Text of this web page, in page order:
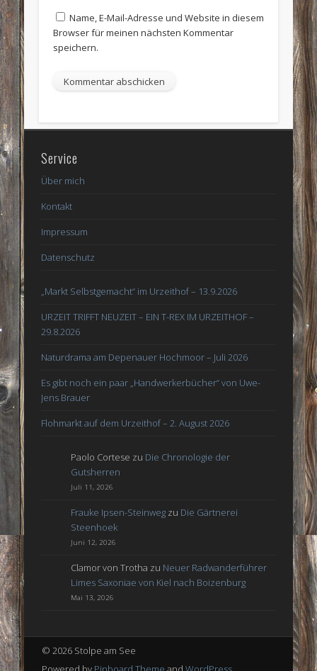
Name, E-Mail-Adresse und Website in diesem
Browser für meinen nächsten Kommentar
speichern.
Service
Über mich
Kontakt
Impressum
Datenschutz
„Markt Selbstgemacht“ im Urzeithof – 13.9.2026
URZEIT TRIFFT NEUZEIT – EIN T-REX IM URZEITHOF –
29.8.2026
Naturdrama am Depenauer Hochmoor – Juli 2026
Es gibt noch ein paar „Handwerkerbücher“ von Uwe-
Jens Brauer
Flohmarkt auf dem Urzeithof – 2. August 2026
Paolo Cortese zu Die Chronologie der
Gutsherren
Juli 11, 2026
Frauke Ipsen-Steinweg zu Die Gärtnerei
Steenhoek
Juni 12, 2026
Clamor von Trotha zu Neuer Radwanderführer
Limes Saxoniae von Kiel nach Boizenburg
Mai 13, 2026
© 2026 Stolpe am See